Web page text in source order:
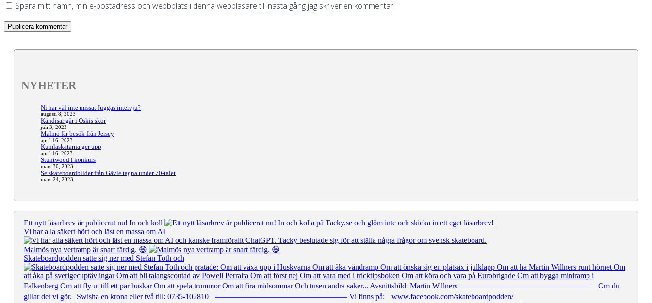
Spara mitt namn, min e-postadress och webbplats i denna webbläsare till nästa gång jag skriver en kommentar.
NYHETER
Ni har väl inte missat Juggas intervju?
augusti 8, 2023
Kändisar går i Oskis skor
juli 3, 2023
Malmö får besök från Jersey
april 16, 2023
Kumlaskatarna ger upp
april 16, 2023
Stuntwood i konkurs
mars 30, 2023
Se skateboardbilder från Gävle tagna under 70-talet
mars 24, 2023
Ett nytt läsarbrev är publicerat nu! In och koll
Vi har alla säkert hört och läst en massa om AI
Malmös nya vertramp är snart färdig. 😆
Skateboardpodden satte sig ner med Stefan Toth och